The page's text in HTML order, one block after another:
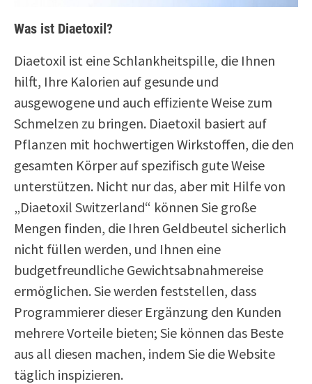
Was ist Diaetoxil?
Diaetoxil ist eine Schlankheitspille, die Ihnen
hilft, Ihre Kalorien auf gesunde und
ausgewogene und auch effiziente Weise zum
Schmelzen zu bringen. Diaetoxil basiert auf
Pflanzen mit hochwertigen Wirkstoffen, die den
gesamten Körper auf spezifisch gute Weise
unterstützen. Nicht nur das, aber mit Hilfe von
„Diaetoxil Switzerland“ können Sie große
Mengen finden, die Ihren Geldbeutel sicherlich
nicht füllen werden, und Ihnen eine
budgetfreundliche Gewichtsabnahmereise
ermöglichen. Sie werden feststellen, dass
Programmierer dieser Ergänzung den Kunden
mehrere Vorteile bieten; Sie können das Beste
aus all diesen machen, indem Sie die Website
täglich inspizieren.